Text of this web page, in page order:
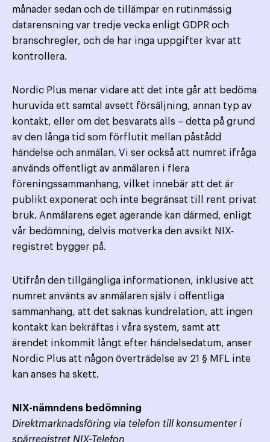
månader sedan och de tillämpar en rutinmässig
datarensning var tredje vecka enligt GDPR och
branschregler, och de har inga uppgifter kvar att
kontrollera.
Nordic Plus menar vidare att det inte går att bedöma
huruvida ett samtal avsett försäljning, annan typ av
kontakt, eller om det besvarats alls – detta på grund
av den långa tid som förflutit mellan påstådd
händelse och anmälan. Vi ser också att numret ifråga
används offentligt av anmälaren i flera
föreningssammanhang, vilket innebär att det är
publikt exponerat och inte begränsat till rent privat
bruk. Anmälarens eget agerande kan därmed, enligt
vår bedömning, delvis motverka den avsikt NIX-
registret bygger på.
Utifrån den tillgängliga informationen, inklusive att
numret använts av anmälaren själv i offentliga
sammanhang, att det saknas kundrelation, att ingen
kontakt kan bekräftas i våra system, samt att
ärendet inkommit långt efter händelsedatum, anser
Nordic Plus att någon överträdelse av 21 § MFL inte
kan anses ha skett.
NIX-nämndens bedömning
Direktmarknadsföring via telefon till konsumenter i
spärregistret NIX-Telefon